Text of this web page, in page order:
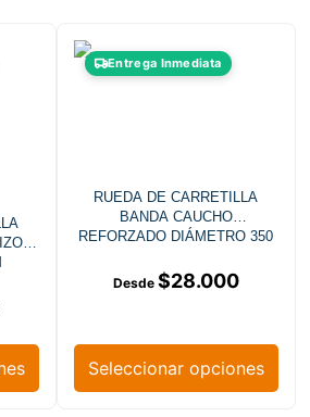
Entrega Inmediata
RUEDA DE CARRETILLA
BANDA CAUCHO
REFORZADO DIÁMETRO 350
$28.000
Seleccionar opciones